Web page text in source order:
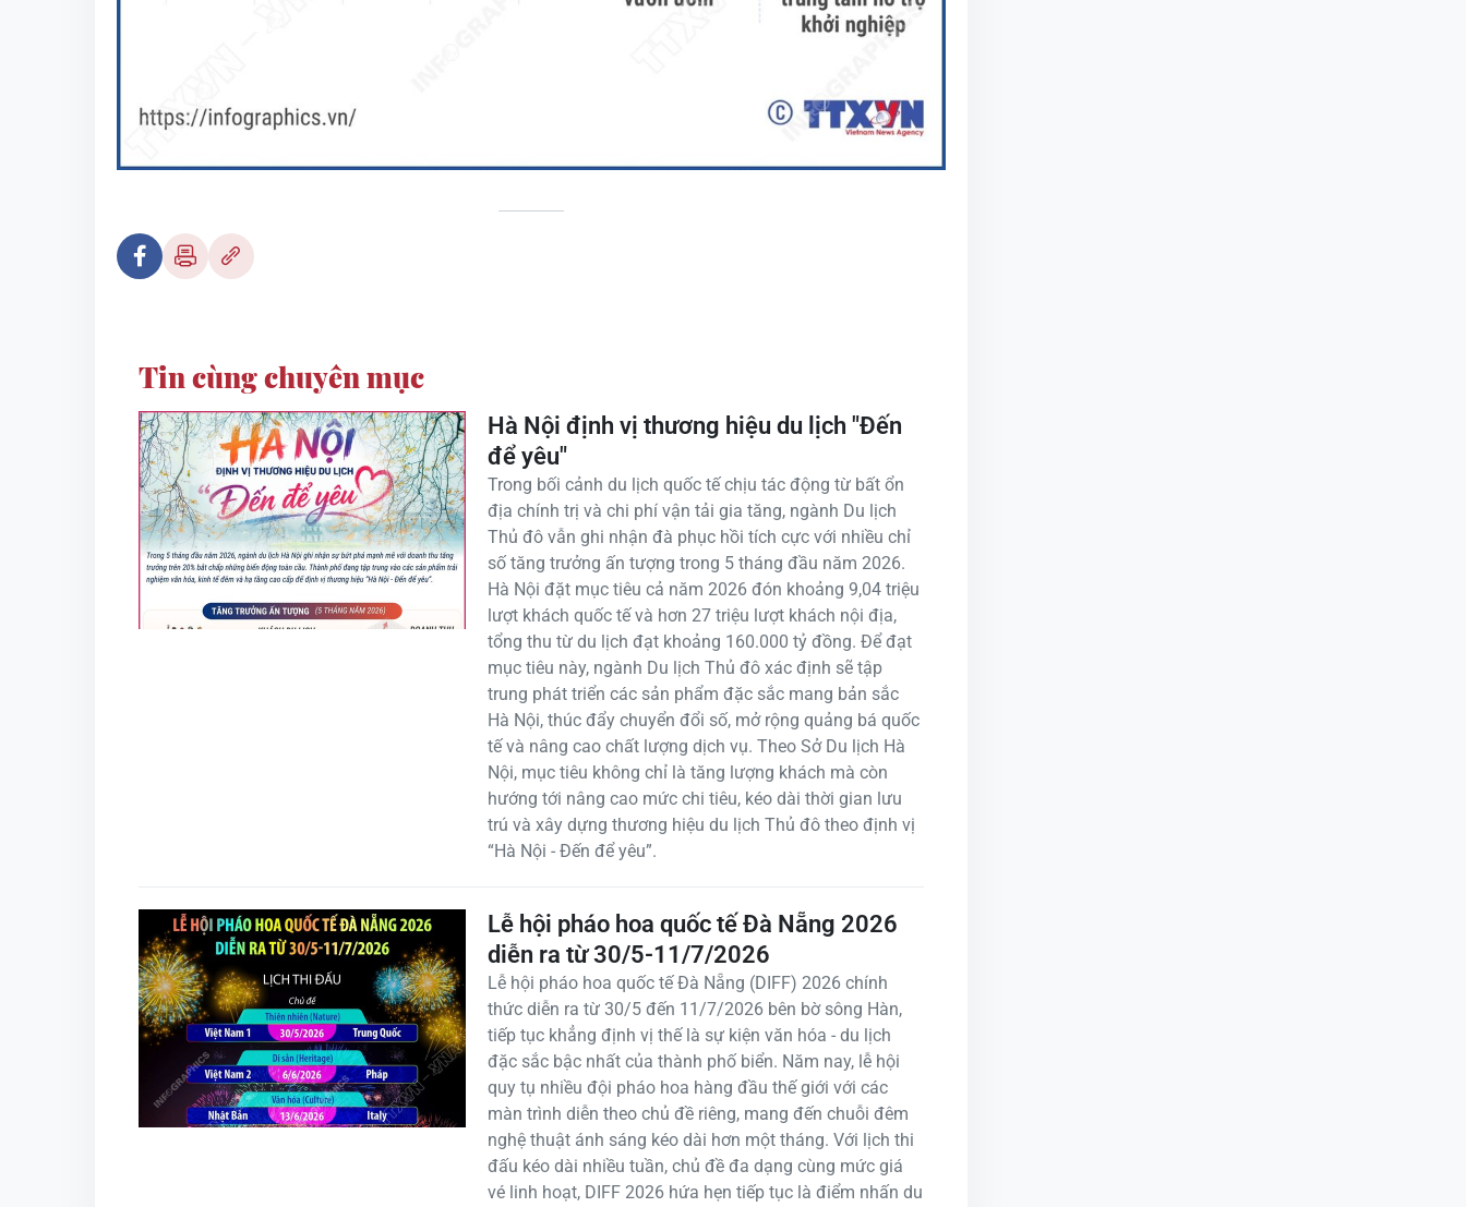
Tin cùng chuyên mục
Hà Nội định vị thương hiệu du lịch "Đến
để yêu"
Trong bối cảnh du lịch quốc tế chịu tác động từ bất ổn
địa chính trị và chi phí vận tải gia tăng, ngành Du lịch
Thủ đô vẫn ghi nhận đà phục hồi tích cực với nhiều chỉ
số tăng trưởng ấn tượng trong 5 tháng đầu năm 2026.
Hà Nội đặt mục tiêu cả năm 2026 đón khoảng 9,04 triệu
lượt khách quốc tế và hơn 27 triệu lượt khách nội địa,
tổng thu từ du lịch đạt khoảng 160.000 tỷ đồng. Để đạt
mục tiêu này, ngành Du lịch Thủ đô xác định sẽ tập
trung phát triển các sản phẩm đặc sắc mang bản sắc
Hà Nội, thúc đẩy chuyển đổi số, mở rộng quảng bá quốc
tế và nâng cao chất lượng dịch vụ. Theo Sở Du lịch Hà
Nội, mục tiêu không chỉ là tăng lượng khách mà còn
hướng tới nâng cao mức chi tiêu, kéo dài thời gian lưu
trú và xây dựng thương hiệu du lịch Thủ đô theo định vị
“Hà Nội - Đến để yêu”.
Lễ hội pháo hoa quốc tế Đà Nẵng 2026
diễn ra từ 30/5-11/7/2026
Lễ hội pháo hoa quốc tế Đà Nẵng (DIFF) 2026 chính
thức diễn ra từ 30/5 đến 11/7/2026 bên bờ sông Hàn,
tiếp tục khẳng định vị thế là sự kiện văn hóa - du lịch
đặc sắc bậc nhất của thành phố biển. Năm nay, lễ hội
quy tụ nhiều đội pháo hoa hàng đầu thế giới với các
màn trình diễn theo chủ đề riêng, mang đến chuỗi đêm
nghệ thuật ánh sáng kéo dài hơn một tháng. Với lịch thi
đấu kéo dài nhiều tuần, chủ đề đa dạng cùng mức giá
vé linh hoạt, DIFF 2026 hứa hẹn tiếp tục là điểm nhấn du